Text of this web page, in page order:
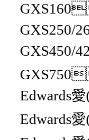
GXS450/
Edwards
Edwards